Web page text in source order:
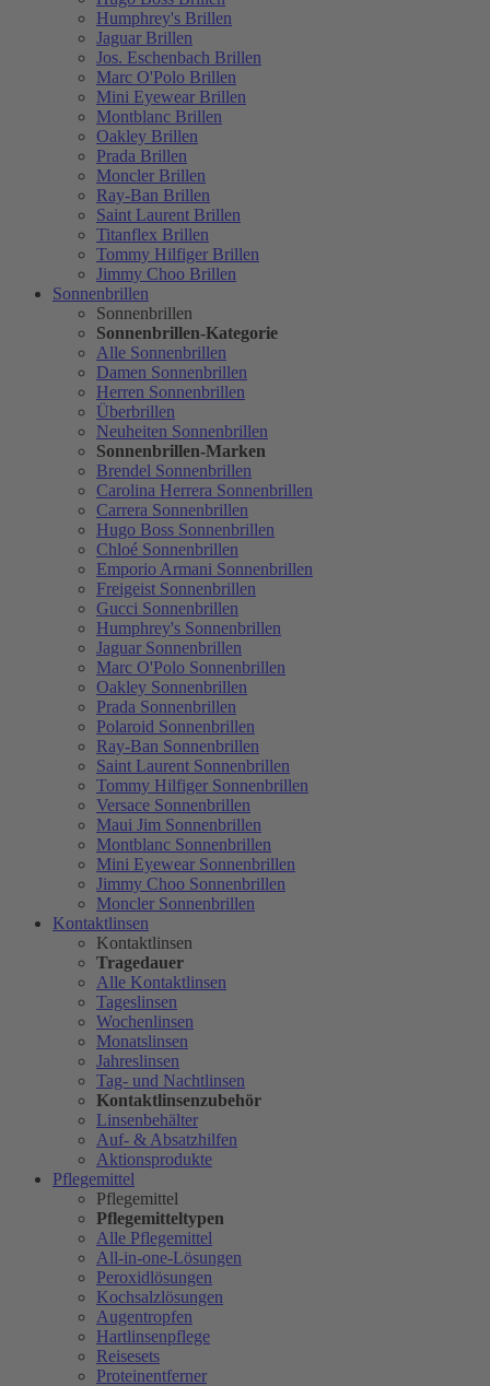
Humphrey's Brillen
Jaguar Brillen
Jos. Eschenbach Brillen
Marc O'Polo Brillen
Mini Eyewear Brillen
Montblanc Brillen
Oakley Brillen
Prada Brillen
Moncler Brillen
Ray-Ban Brillen
Saint Laurent Brillen
Titanflex Brillen
Tommy Hilfiger Brillen
Jimmy Choo Brillen
Sonnenbrillen
Sonnenbrillen
Sonnenbrillen-Kategorie
Alle Sonnenbrillen
Damen Sonnenbrillen
Herren Sonnenbrillen
Überbrillen
Neuheiten Sonnenbrillen
Sonnenbrillen-Marken
Brendel Sonnenbrillen
Carolina Herrera Sonnenbrillen
Carrera Sonnenbrillen
Hugo Boss Sonnenbrillen
Chloé Sonnenbrillen
Emporio Armani Sonnenbrillen
Freigeist Sonnenbrillen
Gucci Sonnenbrillen
Humphrey's Sonnenbrillen
Jaguar Sonnenbrillen
Marc O'Polo Sonnenbrillen
Oakley Sonnenbrillen
Prada Sonnenbrillen
Polaroid Sonnenbrillen
Ray-Ban Sonnenbrillen
Saint Laurent Sonnenbrillen
Tommy Hilfiger Sonnenbrillen
Versace Sonnenbrillen
Maui Jim Sonnenbrillen
Montblanc Sonnenbrillen
Mini Eyewear Sonnenbrillen
Jimmy Choo Sonnenbrillen
Moncler Sonnenbrillen
Kontaktlinsen
Kontaktlinsen
Tragedauer
Alle Kontaktlinsen
Tageslinsen
Wochenlinsen
Monatslinsen
Jahreslinsen
Tag- und Nachtlinsen
Kontaktlinsenzubehör
Linsenbehälter
Auf- & Absatzhilfen
Aktionsprodukte
Pflegemittel
Pflegemittel
Pflegemitteltypen
Alle Pflegemittel
All-in-one-Lösungen
Peroxidlösungen
Kochsalzlösungen
Augentropfen
Hartlinsenpflege
Reisesets
Proteinentferner